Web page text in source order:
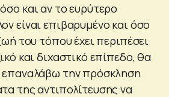
και αν το ευρύτερο
είναι επιβαρυμένο και όσο
του τόπου έχει περιπέσει
και διχαστικό επίπεδο, θα
επαναλάβω την πρόσκληση
της αντιπολίτευσης να